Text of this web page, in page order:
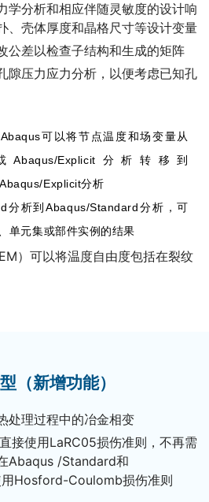
学分析和相应伴随灵敏度的设计响
、壳体厚度和晶格尺寸等设计变量
公差以检查子结构和生成的矩阵
隙压力应力分析，以便考虑已知孔
Abaqus可以将节点温度和场变量从
Abaqus/Explicit 分析转移到
Abaqus/Explicit分析
分析到Abaqus/Standard 分析，可
单元集或部件实例的结果
）可以将温度自由度包括在裂纹
（新增功能）
处理过程中的冶金相变
接使用LaRC05损伤准则，不再需
Abaqus /Standard和
Hosford-Coulomb损伤准则